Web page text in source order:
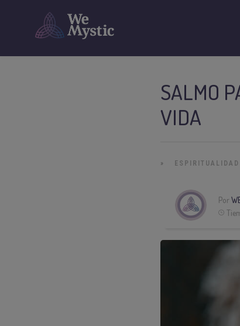
SALMO
VIDA
» ESPIRITUALIDAD
Por